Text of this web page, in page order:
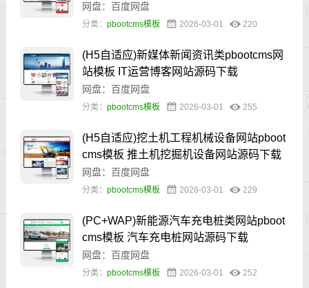
网盘：百度网盘
分类： pbootcms模板 2026-03-01 220
(H5自适应)新媒体新闻资讯类pbootcms网
站模板 IT运营博客网站源码下载
网盘：百度网盘
分类： pbootcms模板 2026-03-01 255
(H5自适应)挖土机工程机械设备网站pboot
cms模板 推土机挖掘机设备网站源码下载
网盘：百度网盘
分类： pbootcms模板 2026-03-01 229
(PC+WAP)新能源汽车充电桩类网站pboot
cms模板 汽车充电桩网站源码下载
网盘：百度网盘
分类： pbootcms模板 2026-03-01 252